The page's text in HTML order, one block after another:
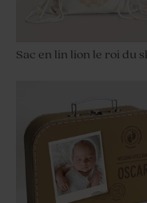
Sac en lin lion le roi du